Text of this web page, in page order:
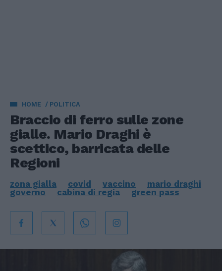
HOME POLITICA
Braccio di ferro sulle zone
gialle. Mario Draghi è
scettico, barricata delle
Regioni
zona gialla covid vaccino
mario draghi
governo
cabina di regia green pass